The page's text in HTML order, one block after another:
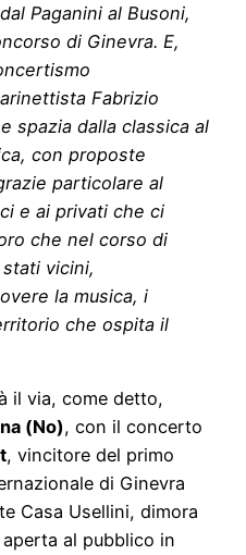
Paganini al Busoni,
di Ginevra. E,
Fabrizio
spazia dalla classica al
con proposte
particolare al
e ai privati che ci
che nel corso di
vicini,
la musica, i
che ospita il
il via, come detto,
(No), con il concerto
, vincitore del primo
di Ginevra
Casa Usellini, dimora
al pubblico in